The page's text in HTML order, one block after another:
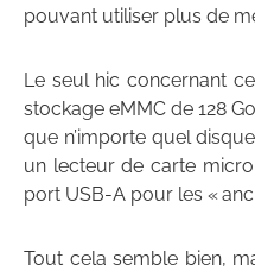
pouvant utiliser plus de
Le seul hic concernant
stockage eMMC de 128
que n’importe quel
un lecteur de carte
port USB-A pour les «
Tout cela semble bien,